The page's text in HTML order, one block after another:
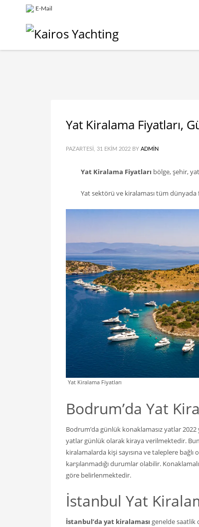
E-Mail
Yat Kiralama Fiyatları,
PAZARTESI, 31 EKIM 2022 BY ADMIN
Yat Kiralama Fiyatları bölge, şehir,
Yat sektörü ve kiralaması tüm
Yat Kiralama Fiyatları
Bodrum’da Yat
Bodrum’da günlük konaklamasız yatlar 2022
yatlar günlük olarak kiraya verilmektedir.
kiralamalarda kişi sayısına ve taleplere
karşılanmadığı durumlar olabilir.
göre belirlenmektedir.
İstanbul Yat
İstanbul’da yat kiralaması genelde saatlik